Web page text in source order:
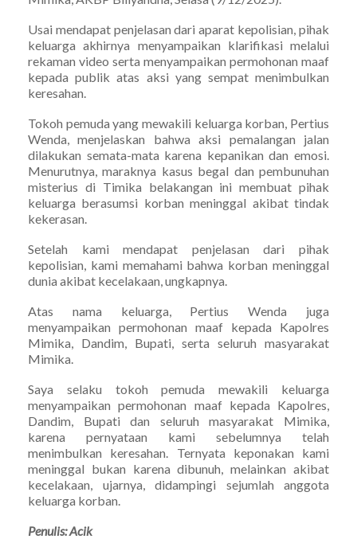
Usai mendapat penjelasan dari aparat kepolisian, pihak
keluarga akhirnya menyampaikan klarifikasi melalui
rekaman video serta menyampaikan permohonan maaf
kepada publik atas aksi yang sempat menimbulkan
keresahan.
Tokoh pemuda yang mewakili keluarga korban, Pertius
Wenda, menjelaskan bahwa aksi pemalangan jalan
dilakukan semata-mata karena kepanikan dan emosi.
Menurutnya, maraknya kasus begal dan pembunuhan
misterius di Timika belakangan ini membuat pihak
keluarga berasumsi korban meninggal akibat tindak
kekerasan.
Setelah kami mendapat penjelasan dari pihak
kepolisian, kami memahami bahwa korban meninggal
dunia akibat kecelakaan, ungkapnya.
Atas nama keluarga, Pertius Wenda juga
menyampaikan permohonan maaf kepada Kapolres
Mimika, Dandim, Bupati, serta seluruh masyarakat
Mimika.
Saya selaku tokoh pemuda mewakili keluarga
menyampaikan permohonan maaf kepada Kapolres,
Dandim, Bupati dan seluruh masyarakat Mimika,
karena pernyataan kami sebelumnya telah
menimbulkan keresahan. Ternyata keponakan kami
meninggal bukan karena dibunuh, melainkan akibat
kecelakaan, ujarnya, didampingi sejumlah anggota
keluarga korban.
Penulis: Acik